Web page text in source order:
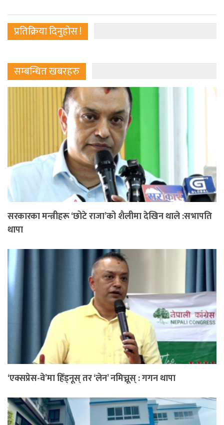
प्रतिक्रिया दिनुहोस !
सम्बन्धित खबरहरु
सरकारका मन्त्रीहरू ‘छोटे राजा’को शैलीमा देखिन थाले :सभापति
थापा
‘एक्सप्रेस-वे’मा हिँड्नूस् तर ‘लेन’ नमिच्नूस् : गगन थापा